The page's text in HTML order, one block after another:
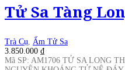
Tử Sa Tàng
Trà Cụ
Ấm Tử Sa
3.850.000 ₫
Mã SP: AM1706 TỬ SA LONG